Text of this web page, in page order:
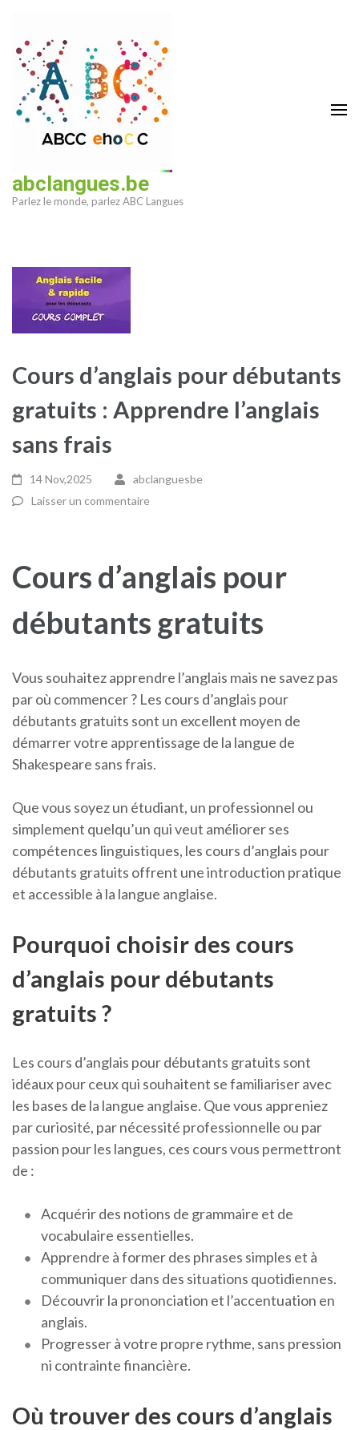
contenu
(Pressez
Entrée)
abclangues.be
Parlez le monde, parlez ABC Langues
Cours d’anglais pour débutants
gratuits : Apprendre l’anglais
sans frais
14 Nov,2025
abclanguesbe
Laisser un commentaire
Cours d’anglais pour
débutants gratuits
Vous souhaitez apprendre l’anglais mais ne savez pas
par où commencer ? Les cours d’anglais pour
débutants gratuits sont un excellent moyen de
démarrer votre apprentissage de la langue de
Shakespeare sans frais.
Que vous soyez un étudiant, un professionnel ou
simplement quelqu’un qui veut améliorer ses
compétences linguistiques, les cours d’anglais pour
débutants gratuits offrent une introduction pratique
et accessible à la langue anglaise.
Pourquoi choisir des cours
d’anglais pour débutants
gratuits ?
Les cours d’anglais pour débutants gratuits sont
idéaux pour ceux qui souhaitent se familiariser avec
les bases de la langue anglaise. Que vous appreniez
par curiosité, par nécessité professionnelle ou par
passion pour les langues, ces cours vous permettront
de :
Acquérir des notions de grammaire et de
vocabulaire essentielles.
Apprendre à former des phrases simples et à
communiquer dans des situations quotidiennes.
Découvrir la prononciation et l’accentuation en
anglais.
Progresser à votre propre rythme, sans pression
ni contrainte financière.
Où trouver des cours d’anglais